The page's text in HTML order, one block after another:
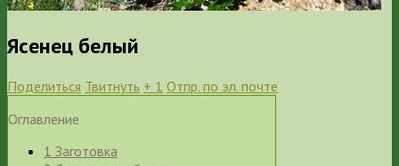
Ясенец белый
Поделиться Твитнуть + 1 Отпр. по эл. почте
Оглавление
1 Заготовка